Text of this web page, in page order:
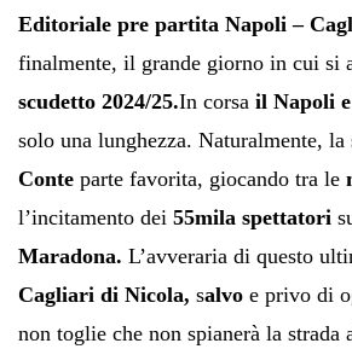
Editoriale pre partita Napoli –
finalmente, il grande giorno in cui si
scudetto 2024/25.In corsa il Napoli
solo una lunghezza. Naturalmente, la
Conte parte favorita, giocando tra le
l’incitamento dei 55mila spettatori
Maradona. L’avveraria di questo
Cagliari di Nicola, salvo e privo di
non toglie che non spianerà la